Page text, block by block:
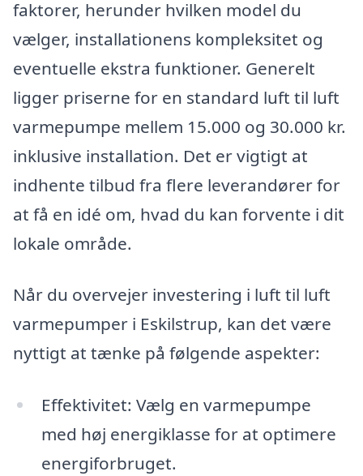
faktorer, herunder hvilken model du
vælger, installationens kompleksitet og
eventuelle ekstra funktioner. Generelt
ligger priserne for en standard luft til luft
varmepumpe mellem 15.000 og 30.000 kr.
inklusive installation. Det er vigtigt at
indhente tilbud fra flere leverandører for
at få en idé om, hvad du kan forvente i dit
lokale område.
Når du overvejer investering i luft til luft
varmepumper i Eskilstrup, kan det være
nyttigt at tænke på følgende aspekter:
Effektivitet: Vælg en varmepumpe
med høj energiklasse for at optimere
energiforbruget.